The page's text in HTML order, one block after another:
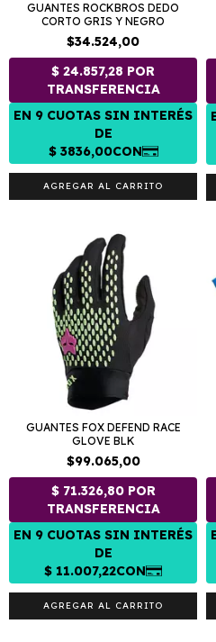
GUANTES ROCKBROS DEDO
CORTO GRIS Y NEGRO
$34.524,00
AGREGAR AL CARRITO
GUANTES FOX DEFEND RACE
GLOVE BLK
$99.065,00
AGREGAR AL CARRITO